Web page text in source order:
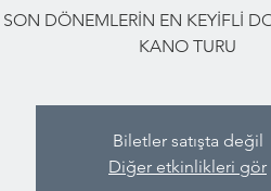
DÖNEMLERİN EN KEYİFLİ
KANO TURU
Biletler satışta değil
Diğer etkinlikleri gör